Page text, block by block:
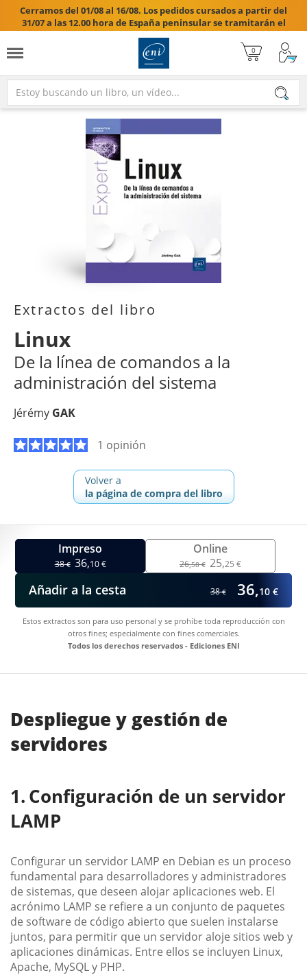
Cerramos del 01/08 al 16/08. Los pedidos cursados a partir del
31/07 a las 12.00 hora de España peninsular se tramitarán el
17/08/2026.

Extractos del libro
Linux
De la línea de comandos a la
administración del sistema
Jérémy GAK
1 opinión
Volver a
la página de compra del libro
Impreso
38€ 36,10 €
Online
26,58 € 25,25 €
Añadir a la cesta 38€ 36,10 €
Estos extractos son para uso personal y se prohíbe toda reproducción con
otros fines; especialmente con fines comerciales.
Todos los derechos reservados - Ediciones ENI
Despliegue y gestión de
servidores
Configuración de un servidor
LAMP
Configurar un servidor LAMP en Debian es un proceso
fundamental para desarrolladores y administradores
de sistemas, que deseen alojar aplicaciones web. El
acrónimo LAMP se refiere a un conjunto de paquetes
de software de código abierto que suelen instalarse
juntos, para permitir que un servidor aloje sitios web y
aplicaciones dinámicas. Entre ellos se incluyen Linux,
Apache, MySQL y PHP.